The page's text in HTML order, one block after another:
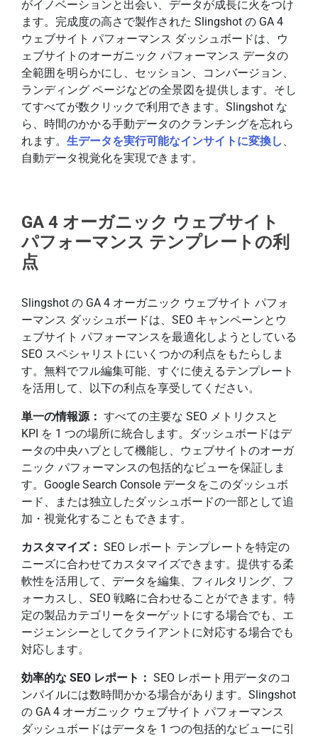
がイノベーションと出会い、データが成長に火をつけ
ます。完成度の高さで製作された Slingshot の GA 4
ウェブサイト パフォーマンス ダッシュボードは、ウ
ェブサイトのオーガニック パフォーマンス データの
全範囲を明らかにし、セッション、コンバージョン、
ランディング ページなどの全景図を提供します。そし
てすべてが数クリックで利用できます。Slingshot な
ら、時間のかかる手動データのクランチングを忘れら
れます。 生データを実行可能なインサイトに変換し 、
自動データ視覚化を実現できます。
GA 4 オーガニック ウェブサイト
パフォーマンス テンプレートの利
点
Slingshot の GA 4 オーガニック ウェブサイト パフォ
ーマンス ダッシュボードは、SEO キャンペーンとウ
ェブサイト パフォーマンスを最適化しようとしている
SEO スペシャリストにいくつかの利点をもたらしま
す。無料でフル編集可能、すぐに使えるテンプレート
を活用して、以下の利点を享受してください。
単一の情報源： すべての主要な SEO メトリクスと
KPI を 1 つの場所に統合します。ダッシュボードはデ
ータの中央ハブとして機能し、ウェブサイトのオーガ
ニック パフォーマンスの包括的なビューを保証しま
す。Google Search Console データをこのダッシュボ
ード、または独立したダッシュボードの一部として追
加・視覚化することもできます。
カスタマイズ： SEO レポート テンプレートを特定の
ニーズに合わせてカスタマイズできます。提供する柔
軟性を活用して、データを編集、フィルタリング、フ
ォーカスし、SEO 戦略に合わせることができます。特
定の製品カテゴリーをターゲットにする場合でも、エ
ージェンシーとしてクライアントに対応する場合でも
対応します。
効率的な SEO レポート： SEO レポート用データのコ
ンパイルには数時間かかる場合があります。Slingshot
の GA 4 オーガニック ウェブサイト パフォーマンス
ダッシュボードはデータを 1 つの包括的なビューに引